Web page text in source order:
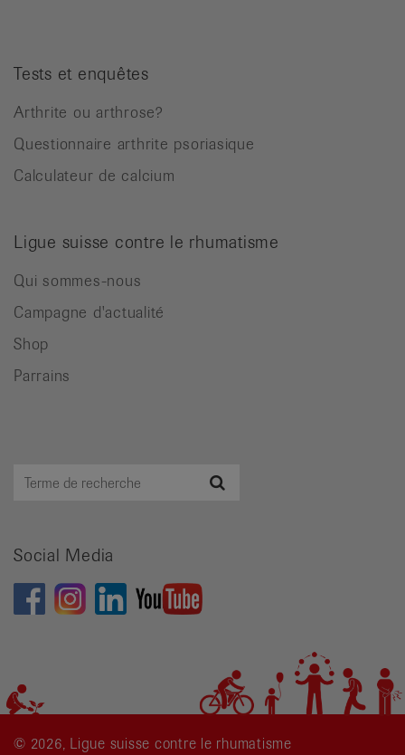
Tests et enquêtes
Arthrite ou arthrose?
Questionnaire arthrite psoriasique
Calculateur de calcium
Ligue suisse contre le rhumatisme
Qui sommes-nous
Campagne d'actualité
Shop
Parrains
Terme
Social Media
© 2026, Ligue suisse contre le rhumatisme